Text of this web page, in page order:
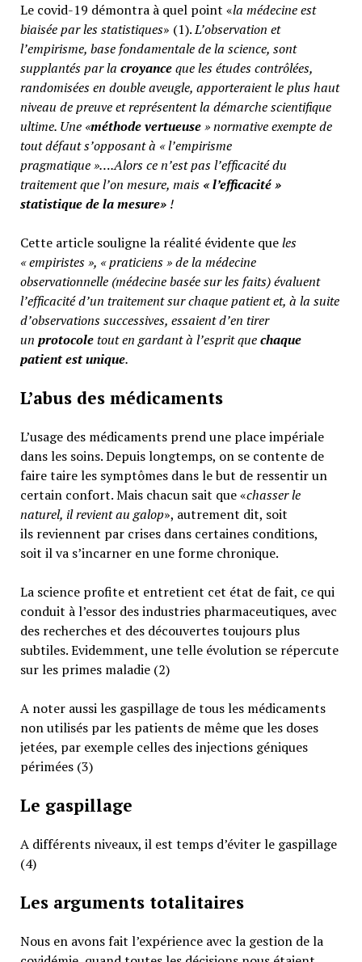
Le covid-19 démontra à quel point «la médecine est
biaisée par les statistiques» (1).L’observation et
l’empirisme, base fondamentale de la science, sont
supplantés par la croyanceque les études contrôlées,
randomisées en double aveugle, apporteraient le plus haut
niveau de preuve et représentent la démarche scientifique
ultime. Une «méthode vertueuse» normative exempte de
tout défaut s’opposant à « l’empirisme
pragmatique »….Alors ce n’est pas l’efficacité du
traitement que l’on mesure, mais «l’efficacité »
statistique de la mesure» !
Cette article souligne la réalité évidente queles
« empiristes », « praticiens » de la médecine
observationnelle (médecine basée sur les faits) évaluent
l’efficacité d’un traitement sur chaque patient et, à la suite
d’observations successives, essaient d’en tirer
un protocoletout en gardant à l’esprit quechaque
patient est unique.
L’abus des médicaments
L’usage des médicaments prend une place impériale
dans les soins. Depuis longtemps, on se contente de
faire taire les symptômes dans le but de ressentir un
certain confort. Mais chacun sait que «chasser le
naturel, il revient au galop», autrement dit, soit
ils reviennent par crises dans certaines conditions,
soit il va s’incarner en une forme chronique.
La science profite et entretient cet état de fait, ce qui
conduit à l’essor des industries pharmaceutiques, avec
des recherches et des découvertes toujours plus
subtiles. Evidemment, une telle évolution se répercute
sur les primes maladie (2)
A noter aussi les gaspillage de tous les médicaments
non utilisés par les patients de même que les doses
jetées, par exemple celles des injections géniques
périmées (3)
Le gaspillage
A différents niveaux, il est temps d’éviter le gaspillage
(4)
Les arguments totalitaires
Nous en avons fait l’expérience avec la gestion de la